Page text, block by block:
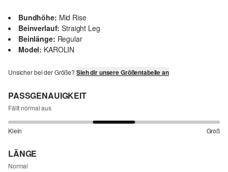
Bundhöhe: Mid Rise
Beinverlauf: Straight Leg
Beinlänge: Regular
Model: KAROLIN
Unsicher bei der Größe? Sieh dir unsere Größentabelle an
PASSGENAUIGKEIT
Fällt normal aus
Klein Groß
LÄNGE
Normal